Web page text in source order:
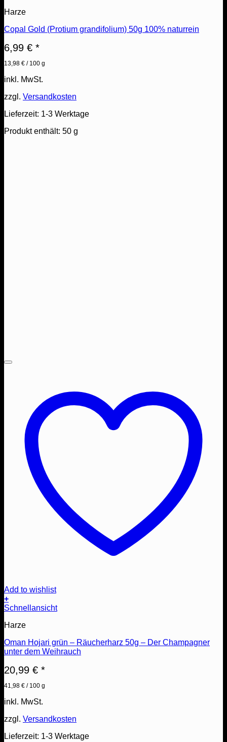
Harze
Copal Gold (Protium grandifolium) 50g 100% naturrein
6,99 € *
13,98 € / 100 g
inkl. MwSt.
zzgl. Versandkosten
Lieferzeit: 1-3 Werktage
Produkt enthält: 50 g
Add to wishlist
+
Schnellansicht
Harze
Oman Hojari grün – Räucherharz 50g – Der Champagner
unter dem Weihrauch
20,99 € *
41,98 € / 100 g
inkl. MwSt.
zzgl. Versandkosten
Lieferzeit: 1-3 Werktage